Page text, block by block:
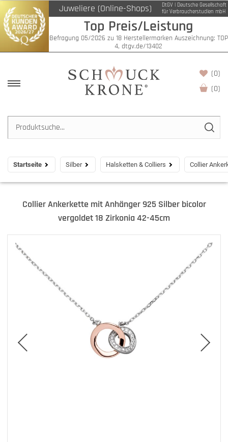
Juweliere (Online-Shops)
DtGV | Deutsche Gesellschaft
für Verbraucherstudien mbH
Top Preis/Leistung
Befragung 05/2026 zu 18 Herstellermarken Auszeichnung: TOP
4, dtgv.de/13402
(0)
(0)
Startseite Silber Halsketten & Colliers Collier
Collier Ankerkette mit Anhänger 925 Silber bicolor
vergoldet 18 Zirkonia 42-45cm